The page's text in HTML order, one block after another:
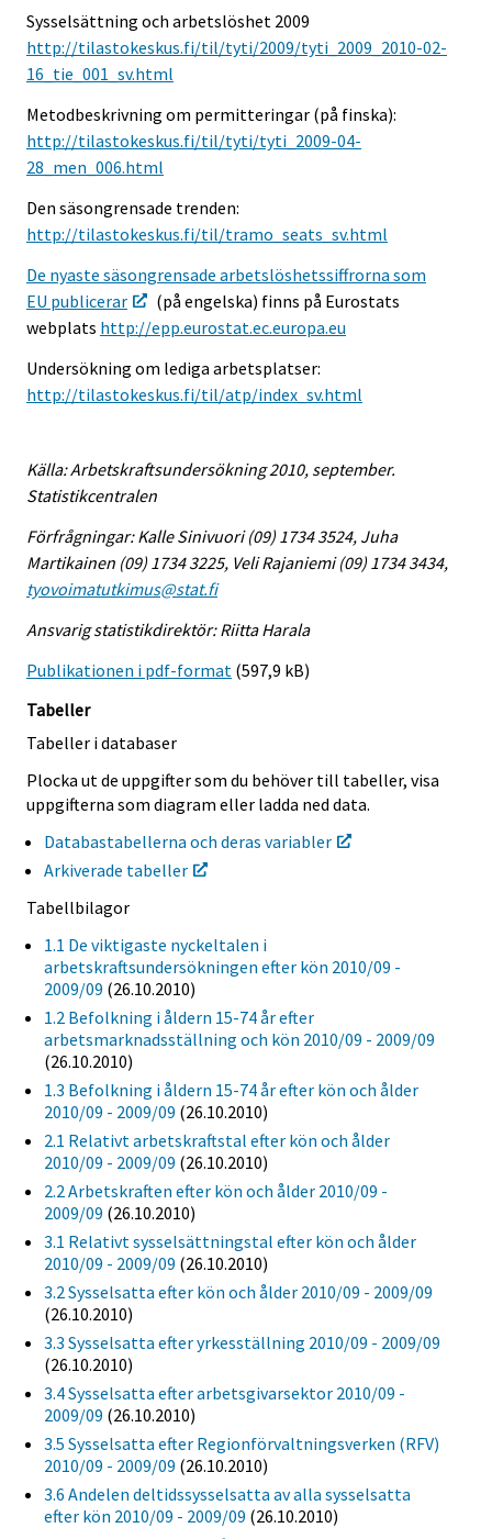
Sysselsättning och arbetslöshet 2009
http://tilastokeskus.fi/til/tyti/2009/tyti_2009_2010-02-
16_tie_001_sv.html
Metodbeskrivning om permitteringar (på finska):
http://tilastokeskus.fi/til/tyti/tyti_2009-04-
28_men_006.html
Den säsongrensade trenden:
http://tilastokeskus.fi/til/tramo_seats_sv.html
De nyaste säsongrensade arbetslöshetssiffrorna som
EU publicerar
(på engelska) finns på Eurostats
webplats http://epp.eurostat.ec.europa.eu
Undersökning om lediga arbetsplatser:
http://tilastokeskus.fi/til/atp/index_sv.html
Källa: Arbetskraftsundersökning 2010, september.
Statistikcentralen
Förfrågningar: Kalle Sinivuori (09) 1734 3524, Juha
Martikainen (09) 1734 3225, Veli Rajaniemi (09) 1734 3434,
tyovoimatutkimus@stat.fi
Ansvarig statistikdirektör: Riitta Harala
Publikationen i pdf-format (597,9 kB)
Tabeller
Tabeller i databaser
Plocka ut de uppgifter som du behöver till tabeller, visa
uppgifterna som diagram eller ladda ned data.
Databastabellerna och deras variabler
Arkiverade tabeller
Tabellbilagor
1.1 De viktigaste nyckeltalen i
arbetskraftsundersökningen efter kön 2010/09 -
2009/09 (26.10.2010)
1.2 Befolkning i åldern 15-74 år efter
arbetsmarknadsställning och kön 2010/09 - 2009/09
(26.10.2010)
1.3 Befolkning i åldern 15-74 år efter kön och ålder
2010/09 - 2009/09 (26.10.2010)
2.1 Relativt arbetskraftstal efter kön och ålder
2010/09 - 2009/09 (26.10.2010)
2.2 Arbetskraften efter kön och ålder 2010/09 -
2009/09 (26.10.2010)
3.1 Relativt sysselsättningstal efter kön och ålder
2010/09 - 2009/09 (26.10.2010)
3.2 Sysselsatta efter kön och ålder 2010/09 - 2009/09
(26.10.2010)
3.3 Sysselsatta efter yrkesställning 2010/09 - 2009/09
(26.10.2010)
3.4 Sysselsatta efter arbetsgivarsektor 2010/09 -
2009/09 (26.10.2010)
3.5 Sysselsatta efter Regionförvaltningsverken (RFV)
2010/09 - 2009/09 (26.10.2010)
3.6 Andelen deltidssysselsatta av alla sysselsatta
efter kön 2010/09 - 2009/09 (26.10.2010)